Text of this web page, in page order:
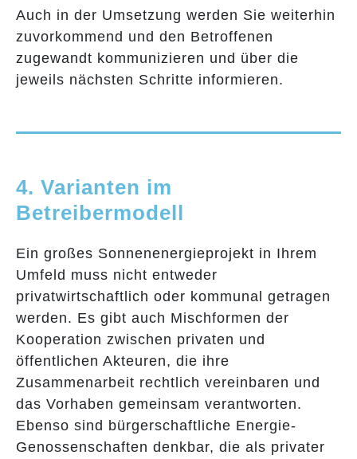
Auch in der Umsetzung werden Sie weiterhin
zuvorkommend und den Betroffenen
zugewandt kommunizieren und über die
jeweils nächsten Schritte informieren.
4. Varianten im
Betreibermodell
Ein großes Sonnenenergieprojekt in Ihrem
Umfeld muss nicht entweder
privatwirtschaftlich oder kommunal getragen
werden. Es gibt auch Mischformen der
Kooperation zwischen privaten und
öffentlichen Akteuren, die ihre
Zusammenarbeit rechtlich vereinbaren und
das Vorhaben gemeinsam verantworten.
Ebenso sind bürgerschaftliche Energie-
Genossenschaften denkbar, die als privater